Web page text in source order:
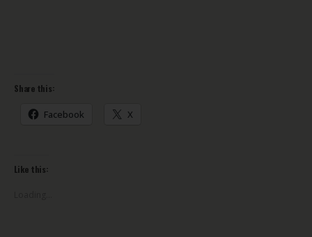
Share this:
Facebook X
Like this: